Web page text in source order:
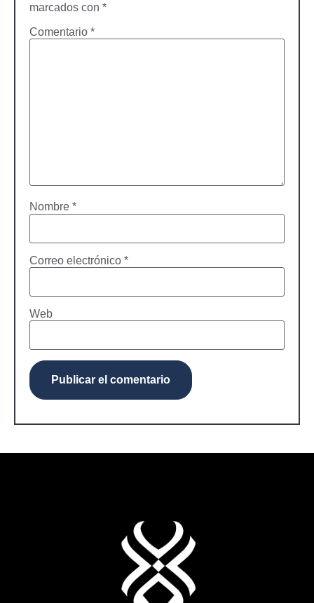
marcados con *
Comentario *
Nombre *
Correo electrónico *
Web